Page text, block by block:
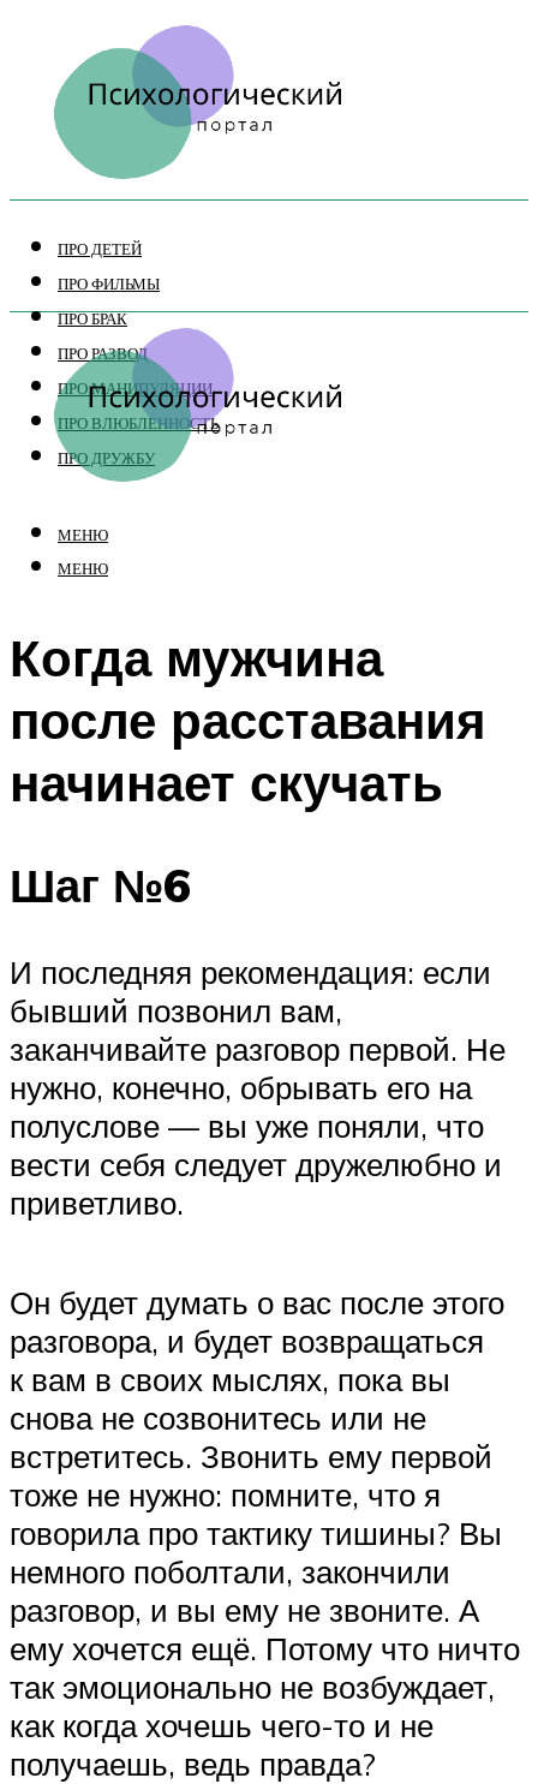
ПРО ДЕТЕЙ
ПРО ФИЛЬМЫ
ПРО БРАК
ПРО РАЗВОД
ПРО МАНИПУЛЯЦИИ
ПРО ВЛЮБЛЕННОСТЬ
ПРО ДРУЖБУ
МЕНЮ
МЕНЮ
Когда мужчина
после расставания
начинает скучать
Шаг №6
И последняя рекомендация: если
бывший позвонил вам,
заканчивайте разговор первой. Не
нужно, конечно, обрывать его на
полуслове — вы уже поняли, что
вести себя следует дружелюбно и
приветливо.
Он будет думать о вас после этого
разговора, и будет возвращаться
к вам в своих мыслях, пока вы
снова не созвонитесь или не
встретитесь. Звонить ему первой
тоже не нужно: помните, что я
говорила про тактику тишины? Вы
немного поболтали, закончили
разговор, и вы ему не звоните. А
ему хочется ещё. Потому что ничто
так эмоционально не возбуждает,
как когда хочешь чего-то и не
получаешь, ведь правда?